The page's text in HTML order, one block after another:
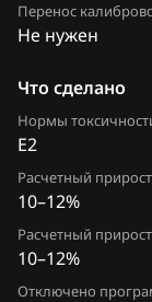
DAF
Dodge
Dongfeng
Exeed
Extreme moto
FAW
37805-RL2-
Перенос
Не нужен
Что сделано
Нормы
E2
Расчетный
10–12%
Расчетный
10–12%
Отключено